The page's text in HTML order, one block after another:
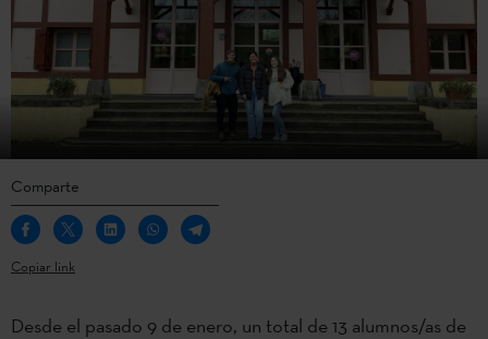
Comparte
Copiar link
Desde el pasado 9 de enero, un total de 13 alumnos/as de